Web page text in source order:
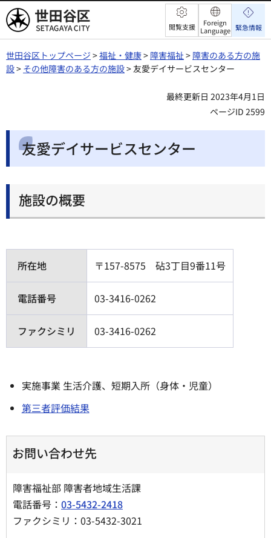
世田谷区 閲覧支援
Foreign
Language 緊急情報
世田谷区トップページ >福祉・健康> 障害福祉 > 障害のある方の施
設> その他障害のある方の施設> 友愛デイサービスセンター
最終更新日 2023年4月1日
ページID 2599
友愛デイサービスセンター
施設の概要
所在地 〒157-8575 砧3丁目9番11号
電話番号 03-3416-0262
ファクシミリ 03-3416-0262
実施事業 生活介護、短期入所（身体・児童）
第三者評価結果
お問い合わせ先
障害福祉部 障害者地域生活課
電話番号： 03-5432-2418
ファクシミリ：03-5432-3021